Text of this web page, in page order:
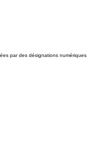
par des désignations numériques.